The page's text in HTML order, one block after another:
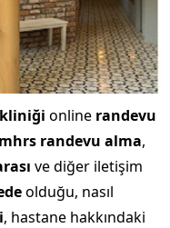
online randevu
mhrs randevu alma,
ve diğer iletişim
olduğu, nasıl
, hastane hakkındaki